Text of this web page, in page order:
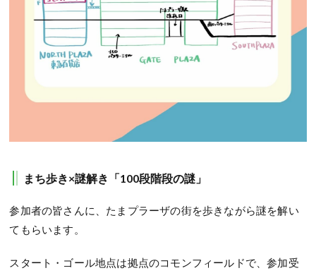
まち歩き×謎解き「100段階段の謎」
参加者の皆さんに、たまプラーザの街を歩きながら謎を解い
てもらいます。
スタート・ゴール地点は拠点のコモンフィールドで、参加受